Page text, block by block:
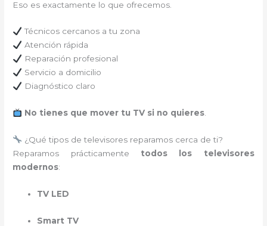
Eso es exactamente lo que ofrecemos.
Técnicos cercanos a tu zona
Atención rápida
Reparación profesional
Servicio a domicilio
Diagnóstico claro
No tienes que mover tu TV si no quieres.
¿Qué tipos de televisores reparamos cerca de ti?
Reparamos prácticamente todos los televisores
modernos:
TV LED
Smart TV